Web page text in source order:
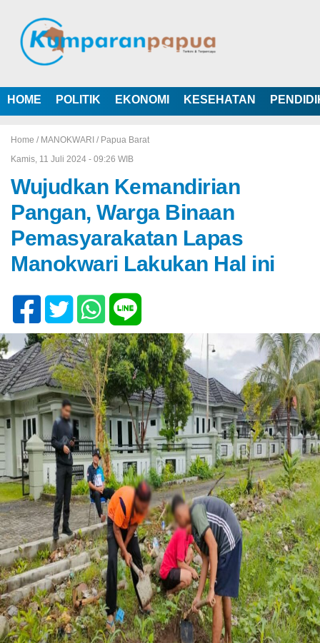
HOME POLITIK EKONOMI KESEHATAN
Home / MANOKWARI / Papua Barat
Kamis, 11 Juli 2024 - 09:26 WIB
Wujudkan Kemandirian
Pangan, Warga Binaan
Pemasyarakatan Lapas
Manokwari Lakukan Hal ini